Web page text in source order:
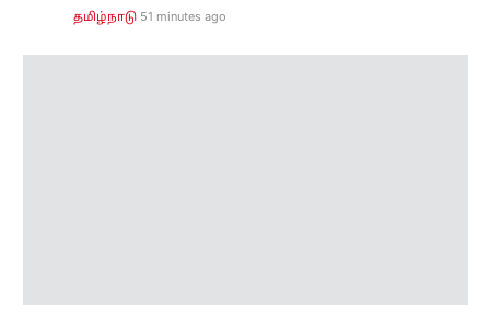
தமிழ்நாடு 51 minutes ago